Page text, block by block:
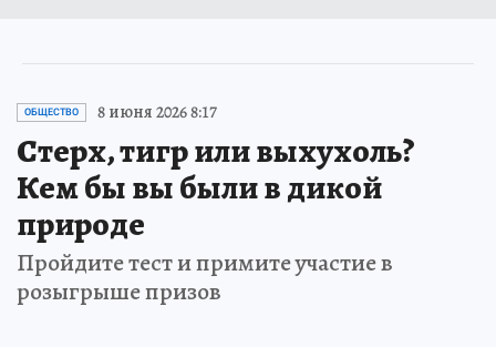
ОБЩЕСТВО 8 июня 2026 8:17
Стерх, тигр или выхухоль?
Кем бы вы были в дикой
природе
Пройдите тест и примите участие в
розыгрыше призов